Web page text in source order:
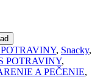
, Snacky,
POTRAVINY,
A PEČENIE,